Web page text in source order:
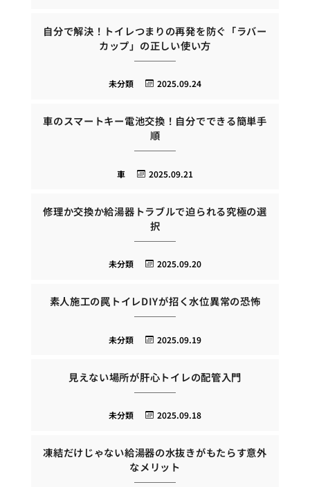
自分で解決！トイレつまりの再発を防ぐ「ラバー
カップ」の正しい使い方
2025.09.24
未分類
車のスマートキー電池交換！自分でできる簡単手
順
2025.09.21
車
修理か交換か給湯器トラブルで迫られる究極の選
択
2025.09.20
未分類
素人施工の罠トイレDIYが招く水位異常の恐怖
2025.09.19
未分類
見えない場所が肝心トイレの配管入門
2025.09.18
未分類
凍結だけじゃない給湯器の水抜きがもたらす意外
なメリット